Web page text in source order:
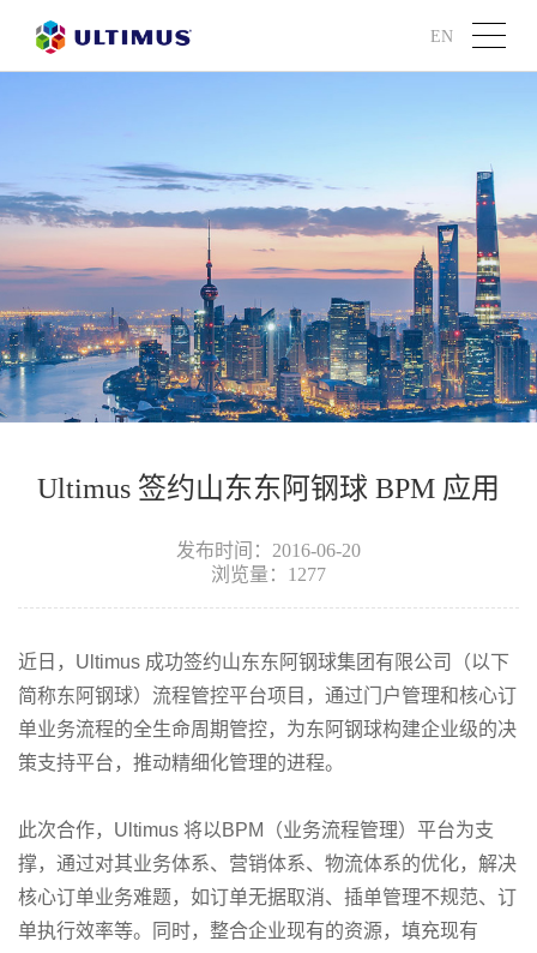
EN
Ultimus 签约山东东阿钢球 BPM 应用
发布时间：2016-06-20
浏览量：1277
近日，Ultimus 成功签约山东东阿钢球集团有限公司（以下
简称东阿钢球）流程管控平台项目，通过门户管理和核心订
单业务流程的全生命周期管控，为东阿钢球构建企业级的决
策支持平台，推动精细化管理的进程。
此次合作，Ultimus 将以BPM（业务流程管理）平台为支
撑，通过对其业务体系、营销体系、物流体系的优化，解决
核心订单业务难题，如订单无据取消、插单管理不规范、订
单执行效率等。同时，整合企业现有的资源，填充现有